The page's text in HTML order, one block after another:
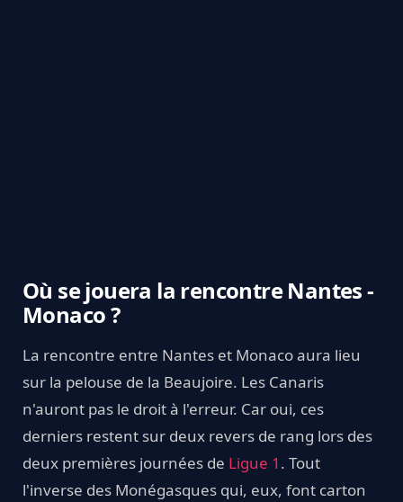
Où se jouera la rencontre Nantes -
Monaco ?
La rencontre entre Nantes et Monaco aura lieu
sur la pelouse de la Beaujoire. Les Canaris
n'auront pas le droit à l'erreur. Car oui, ces
derniers restent sur deux revers de rang lors des
deux premières journées de Ligue 1 . Tout
l'inverse des Monégasques qui, eux, font carton